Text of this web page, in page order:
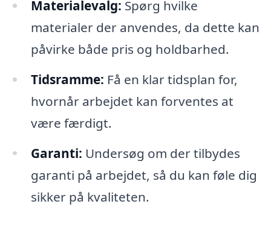
Materialevalg: Spørg hvilke
materialer der anvendes, da dette kan
påvirke både pris og holdbarhed.
Tidsramme: Få en klar tidsplan for,
hvornår arbejdet kan forventes at
være færdigt.
Garanti: Undersøg om der tilbydes
garanti på arbejdet, så du kan føle dig
sikker på kvaliteten.